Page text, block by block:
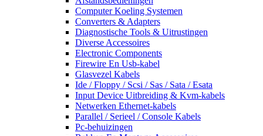
Computer Koeling Systemen
Converters & Adapters
Diagnostische Tools & Uitrustingen
Diverse Accessoires
Electronic Components
Firewire En Usb-kabel
Glasvezel Kabels
Ide / Floppy / Scsi / Sas / Sata / Esata
Input Device Uitbreiding & Kvm-kabels
Netwerken Ethernet-kabels
Parallel / Serieel / Console Kabels
Pc-behuizingen